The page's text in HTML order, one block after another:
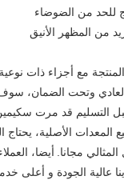
وتحت الضمان، سوف
المعدات الأصلية،
مجانا. أيضا،
لدينا عالية الجودة و